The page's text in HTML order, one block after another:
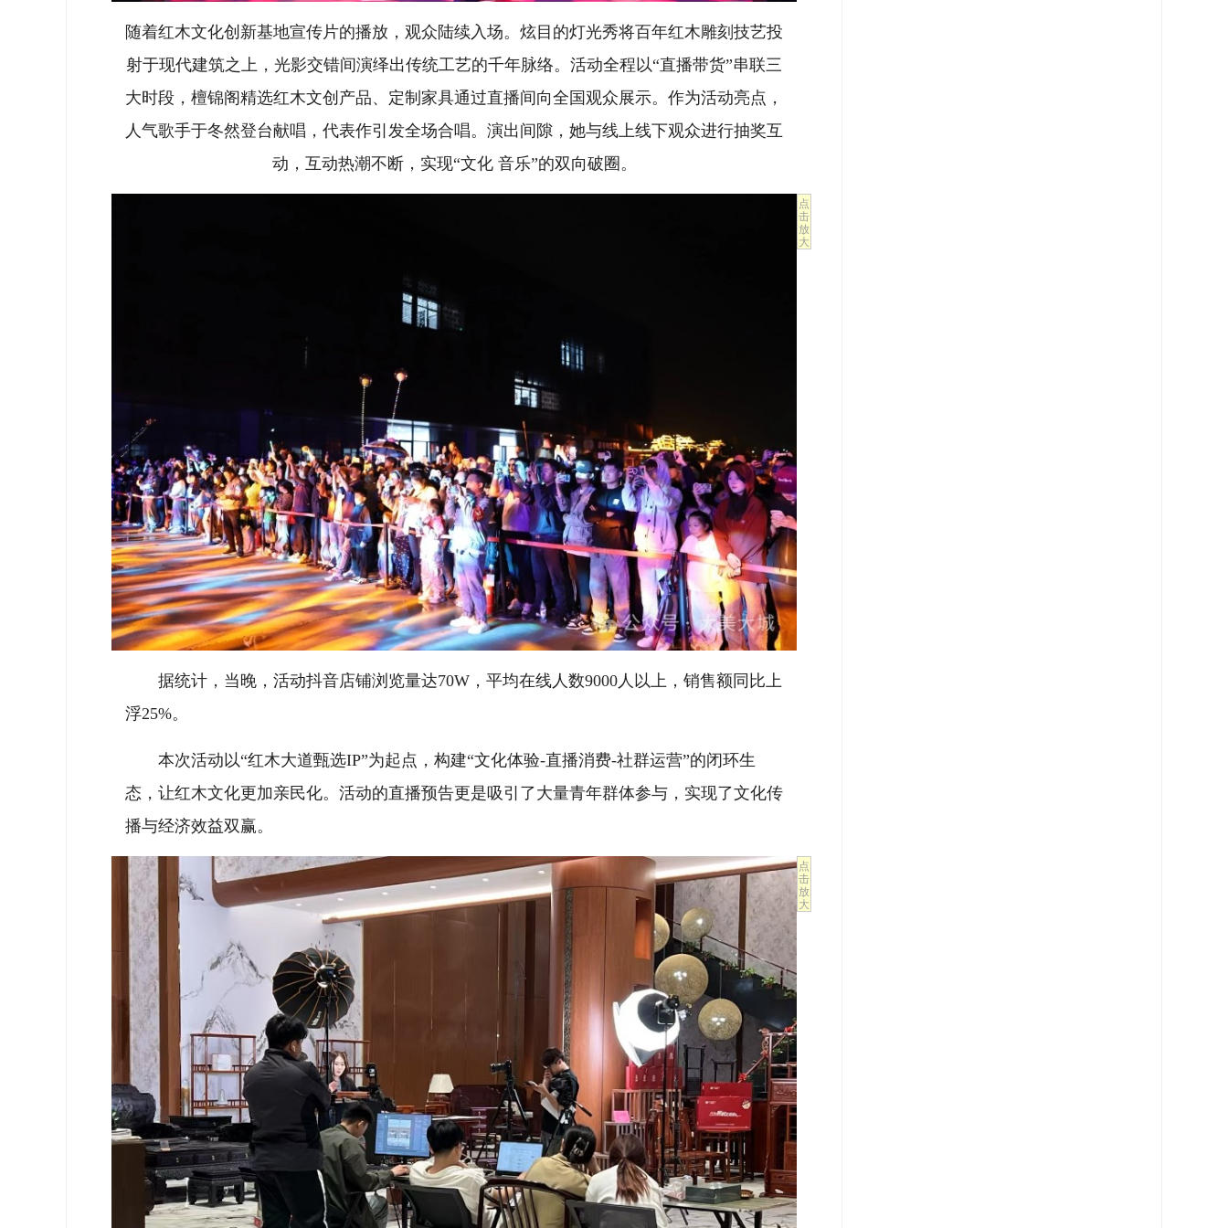
随着红木文化创新基地宣传片的播放，观众陆续入场。炫目的灯光秀将百年红木雕刻技艺投
射于现代建筑之上，光影交错间演绎出传统工艺的千年脉络。活动全程以“直播带货”串联三
大时段，檀锦阁精选红木文创产品、定制家具通过直播间向全国观众展示。作为活动亮点，
人气歌手于冬然登台献唱，代表作引发全场合唱。演出间隙，她与线上线下观众进行抽奖互
动，互动热潮不断，实现“文化 音乐”的双向破圈。
点
击
放
大
据统计，当晚，活动抖音店铺浏览量达70W，平均在线人数9000人以上，销售额同比上
浮25%。
本次活动以“红木大道甄选IP”为起点，构建“文化体验-直播消费-社群运营”的闭环生
态，让红木文化更加亲民化。活动的直播预告更是吸引了大量青年群体参与，实现了文化传
播与经济效益双赢。
点
击
放
大